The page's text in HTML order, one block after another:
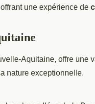
une expérience de
Aquitaine, offre une
nature exceptionnelle.